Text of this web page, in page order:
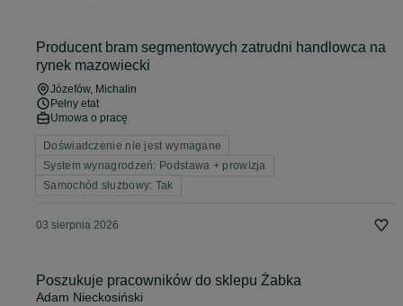
Producent bram segmentowych zatrudni handlowca na
rynek mazowiecki
Józefów, Michalin
Pełny etat
Umowa o pracę
Doświadczenie nie jest wymagane
System wynagrodzeń: Podstawa + prowizja
Samochód służbowy: Tak
03 sierpnia 2026
Poszukuje pracowników do sklepu Żabka
Adam Nieckosiński